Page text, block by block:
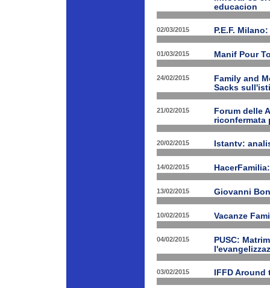
educacion
02/03/2015 P.E.F.
01/03/2015 Manif Pour
24/02/2015
Family and
Sacks
21/02/2015
Forum delle
riconfermata
20/02/2015 Istantv:
14/02/2015
13/02/2015 Giovanni
10/02/2015 Vacanze
04/02/2015
PUSC:
03/02/2015 IFFD